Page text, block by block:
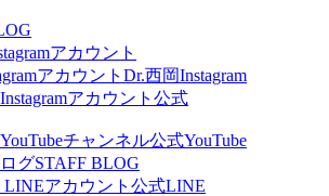
Dr.西岡Instagram
公式
公式YouTube
STAFF BLOG
公式LINE